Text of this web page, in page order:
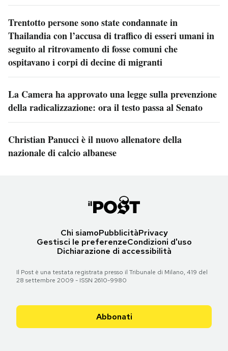
Trentotto persone sono state condannate in
Thailandia con l’accusa di traffico di esseri umani in
seguito al ritrovamento di fosse comuni che
ospitavano i corpi di decine di migranti
La Camera ha approvato una legge sulla prevenzione
della radicalizzazione: ora il testo passa al Senato
Christian Panucci è il nuovo allenatore della
nazionale di calcio albanese
Chi siamoPubblicitàPrivacy
Gestisci le preferenzeCondizioni d'uso
Dichiarazione di accessibilità
Il Post è una testata registrata presso il Tribunale di Milano, 419 del
28 settembre 2009 - ISSN 2610-9980
Abbonati